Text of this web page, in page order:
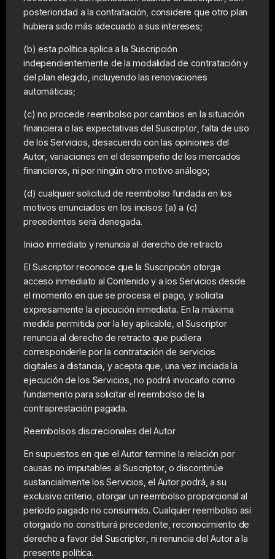
posterioridad a la contratación, considere que otro plan
hubiera sido más adecuado a sus intereses;
(b) esta política aplica a la Suscripción
independientemente de la modalidad de contratación y
del plan elegido, incluyendo las renovaciones
automáticas;
(c) no procede reembolso por cambios en la situación
financiera o las expectativas del Suscriptor, falta de uso
de los Servicios, desacuerdo con las opiniones del
Autor, variaciones en el desempeño de los mercados
financieros, ni por ningún otro motivo análogo;
(d) cualquier solicitud de reembolso fundada en los
motivos enunciados en los incisos (a) a (c)
precedentes será denegada.
Inicio inmediato y renuncia al derecho de retracto
El Suscriptor reconoce que la Suscripción otorga
acceso inmediato al Contenido y a los Servicios desde
el momento en que se procesa el pago, y solicita
expresamente la ejecución inmediata. En la máxima
medida permitida por la ley aplicable, el Suscriptor
renuncia al derecho de retracto que pudiera
corresponderle por la contratación de servicios
digitales a distancia, y acepta que, una vez iniciada la
ejecución de los Servicios, no podrá invocarlo como
fundamento para solicitar el reembolso de la
contraprestación pagada.
Reembolsos discrecionales del Autor
En supuestos en que el Autor termine la relación por
causas no imputables al Suscriptor, o discontinúe
sustancialmente los Servicios, el Autor podrá, a su
exclusivo criterio, otorgar un reembolso proporcional al
período pagado no consumido. Cualquier reembolso así
otorgado no constituirá precedente, reconocimiento de
derecho a favor del Suscriptor, ni renuncia del Autor a la
presente política.